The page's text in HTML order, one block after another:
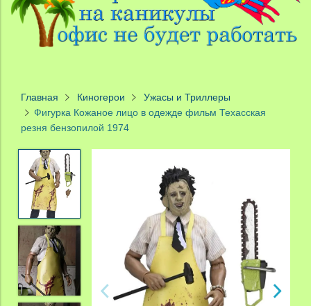
Главная Киногерои
Ужасы и Триллеры
Фигурка Кожаное лицо в одежде фильм Техасская
резня бензопилой 1974